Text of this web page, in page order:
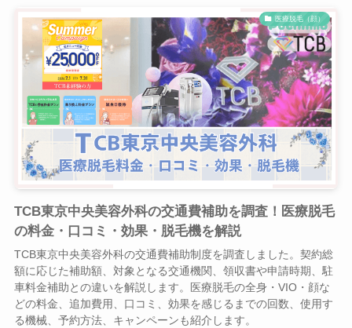
医療脱毛（顔）
TCB東京中央美容外科の交通費補助を調査！医療脱毛
の料金・口コミ・効果・脱毛機を解説
TCB東京中央美容外科の交通費補助制度を調査しました。契約総
額に応じた補助額、対象となる交通機関、領収書や申請時期、駐
車料金補助との違いを解説します。医療脱毛の全身・VIO・顔な
どの料金、追加費用、口コミ、効果を感じるまでの回数、使用す
る機械、予約方法、キャンペーンも紹介します。